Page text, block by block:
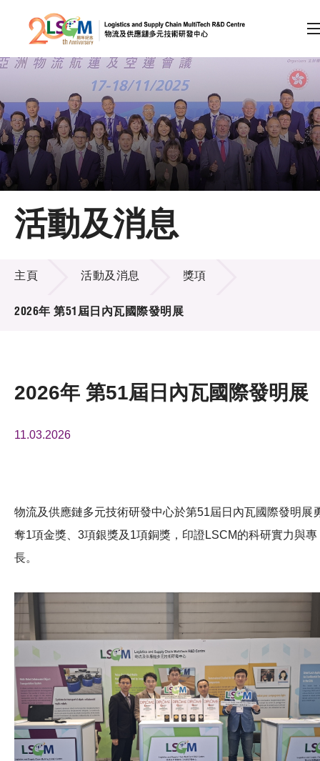
跳到內容（按回車鍵）
會員登入
A A EN 繁 简
主頁
關於LSCM
技術商品化
項目及資助計劃
科技分享
會籍
活動及消息
活動及消息
主頁 活動及消息 獎項
2026年 第51屆日內瓦國際發明展
2026年 第51屆日內瓦國際發明展
11.03.2026
物流及供應鏈多元技術研發中心於第51屆日內瓦國際發明展
奪1項金獎、3項銀獎及1項銅獎，印證LSCM的科研實力與專
長。